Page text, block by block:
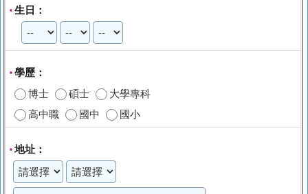
* 生日：
* 學歷：
博士
碩士
大學專科
高中職
國中 國小
*地址：